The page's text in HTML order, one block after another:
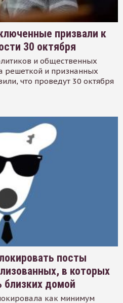
призвали к
30 октября
и общественных
решеткой и признанных
что проведут 30 октября
посты
в которых
близких домой
как минимум